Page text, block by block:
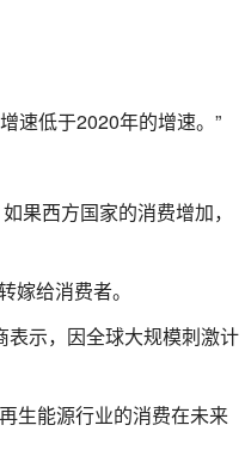
速低于2020年的增速。”
果西方国家的消费增加，
给消费者。
表示，因全球大规模刺激计
生能源行业的消费在未来